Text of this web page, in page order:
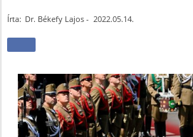
Írta: Dr. Békefy Lajos - 2022.05.14.